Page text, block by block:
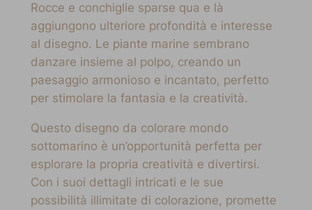
Rocce e conchiglie sparse qua e là
aggiungono ulteriore profondità e interesse
al disegno. Le piante marine sembrano
danzare insieme al polpo, creando un
paesaggio armonioso e incantato, perfetto
per stimolare la fantasia e la creatività.
Questo disegno da colorare mondo
sottomarino è un’opportunità perfetta per
esplorare la propria creatività e divertirsi.
Con i suoi dettagli intricati e le sue
possibilità illimitate di colorazione, promette